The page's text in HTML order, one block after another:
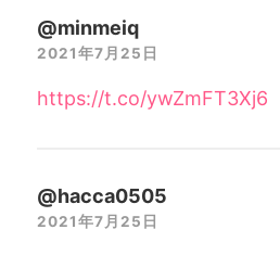
@minmeiq
2021年7月25日
https://t.co/ywZmFT3Xj6
@hacca0505
2021年7月25日